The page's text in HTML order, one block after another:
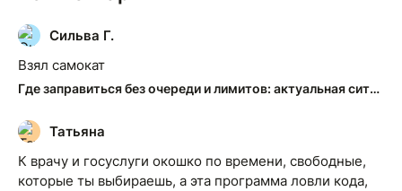
С
Сильва Г.
Взял самокат
Где заправиться без очереди и лимитов: актуальная ситуация на АЗС Якутска
Т
Татьяна
К врачу и госуслуги окошко по времени, свободные,
которые ты выбираешь, а эта программа ловли кода,